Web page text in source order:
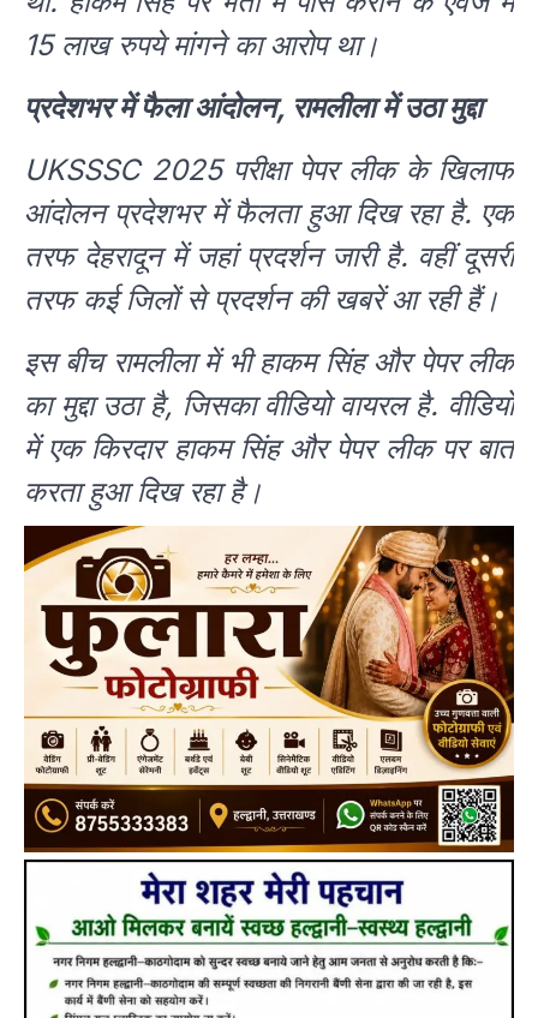
15 लाख रुपये मांगने का आरोप था।
प्रदेशभर में फैला आंदोलन, रामलीला में उठा मुद्दा
UKSSSC 2025 परीक्षा पेपर लीक के खिलाफ
आंदोलन प्रदेशभर में फैलता हुआ दिख रहा है. एक
तरफ देहरादून में जहां प्रदर्शन जारी है. वहीं दूसरी
तरफ कई जिलों से प्रदर्शन की खबरें आ रही हैं।
इस बीच रामलीला में भी हाकम सिंह और पेपर लीक
का मुद्दा उठा है, जिसका वीडियो वायरल है. वीडियो
में एक किरदार हाकम सिंह और पेपर लीक पर बात
करता हुआ दिख रहा है।